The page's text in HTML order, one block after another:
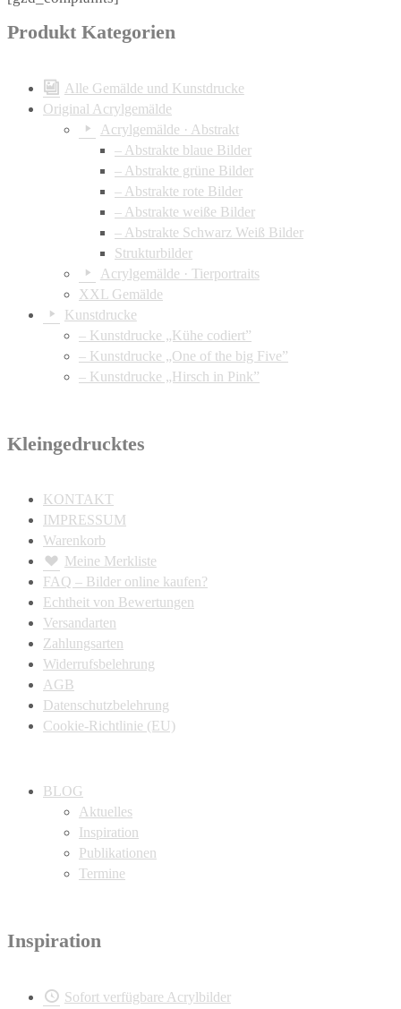
Produkt Kategorien
Alle Gemälde und Kunstdrucke
Original Acrylgemälde
Acrylgemälde · Abstrakt
– Abstrakte blaue Bilder
– Abstrakte grüne Bilder
– Abstrakte rote Bilder
– Abstrakte weiße Bilder
– Abstrakte Schwarz Weiß Bilder
Strukturbilder
Acrylgemälde · Tierportraits
XXL Gemälde
Kunstdrucke
– Kunstdrucke „Kühe codiert”
– Kunstdrucke „One of the big Five”
– Kunstdrucke „Hirsch in Pink”
Kleingedrucktes
KONTAKT
IMPRESSUM
Warenkorb
Meine Merkliste
FAQ – Bilder online kaufen?
Echtheit von Bewertungen
Versandarten
Zahlungsarten
Widerrufsbelehrung
AGB
Datenschutzbelehrung
Cookie-Richtlinie (EU)
BLOG
Aktuelles
Inspiration
Publikationen
Termine
Inspiration
Sofort verfügbare Acrylbilder